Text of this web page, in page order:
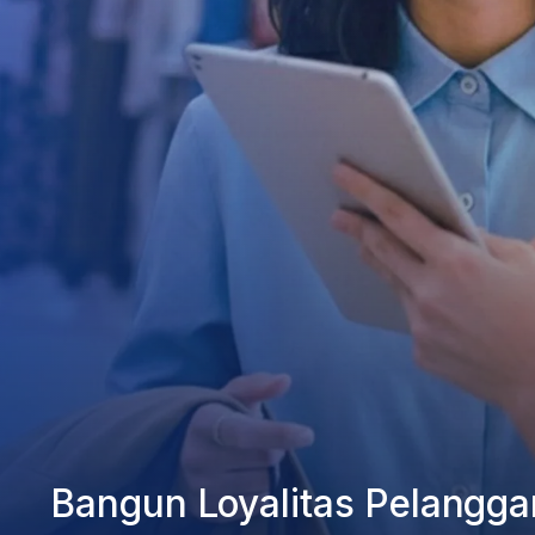
Bangun Loyalitas